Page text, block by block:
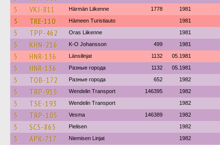
5 VKJ-811 Härmän Liikenne 1778 1981
5 TRE-110 Hämeen Turistiauto 1981
5 TPP-462 Oras Liikenne 1981
5 KHN-216 K-O Johansson 499 1981
5 HNR-136 Länsilinjat 1132 05.1981
5 HNR-136 Разные города 1132 05.1981
5 TOB-172 Разные города 652 1982
5 TRP-915 Wendelin Transport 146395 1982
5 TSE-193 Wendelin Transport 1982
5 TRP-105 Vesma 146389 1982
5 SCS-865 Pielisen 1982
5 APK-717 Niemisen Linjat 1982